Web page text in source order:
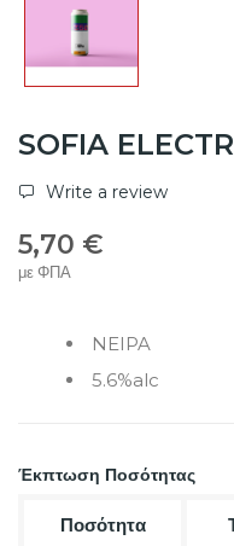
SOFIA
Write a review
5,70 €
με ΦΠΑ
NEIPA
5.6%alc
Έκπτωση Ποσότητας
Ποσότητα